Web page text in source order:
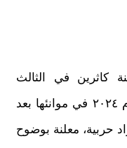
كاثرين في الثالث
والعشرين من أغسطس الفائت عام ٢٠٢٤ في موانئها بعد
حربية، معلنة بوضوح